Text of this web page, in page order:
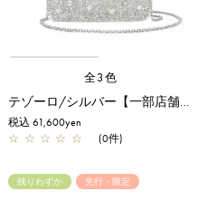
全3色
テゾーロ/シルバー【一部店舗先行販売商品】
税込 61,600yen
☆ ☆ ☆ ☆ ☆ (0件)
残りわずか 先行・限定